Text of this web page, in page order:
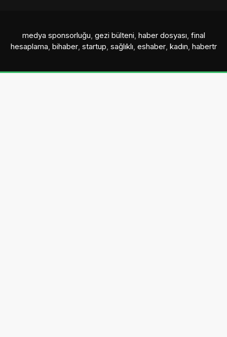
medya sponsorluğu, gezi bülteni, haber dosyası, final
hesaplama, bihaber, startup, sağlıklı, eshaber, kadın, habertr